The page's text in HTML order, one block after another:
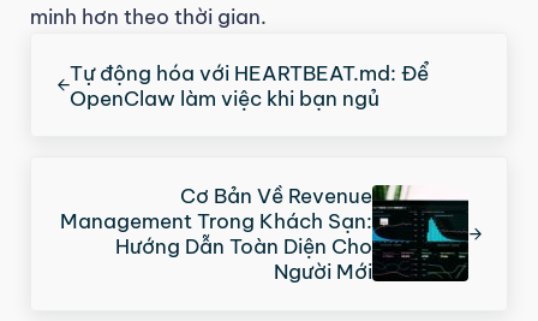
minh hơn theo thời gian.
Tự động hóa với HEARTBEAT.md: Để
OpenClaw làm việc khi bạn ngủ
Cơ Bản Về Revenue
Management Trong Khách Sạn:
Hướng Dẫn Toàn Diện Cho
Người Mới